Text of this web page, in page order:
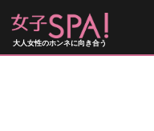
大人女性のホンネに向き合う